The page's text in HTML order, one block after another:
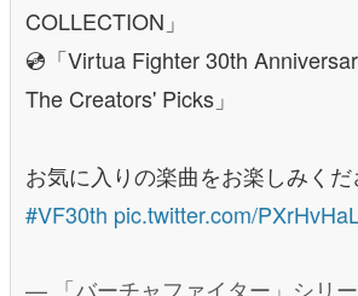
COLLECTION」
💿「Virtua Fighter 30th
The Creators' Picks」
お気に入りの楽曲をお楽しみくだ
#VF30th pic.twitter.com/
— 「バーチャファイター」シリ